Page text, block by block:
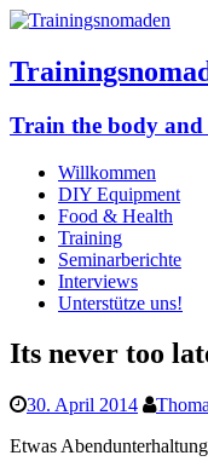
Train the body
Willkommen
DIY Equipment
Food & Health
Training
Seminarberichte
Interviews
Unterstütze uns!
Its never too
30. April 2014
Etwas